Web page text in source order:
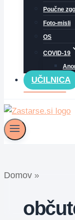
Poučne
Foto-misli
OS
COVID-19
UČILNICA
Domov »